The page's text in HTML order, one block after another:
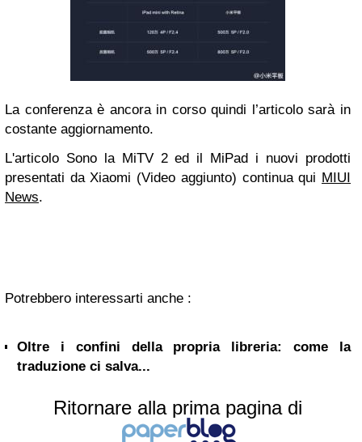
La conferenza è ancora in corso quindi l’articolo sarà in
costante aggiornamento.
L'articolo Sono la MiTV 2 ed il MiPad i nuovi prodotti
presentati da Xiaomi (Video aggiunto) continua qui MIUI
News.
Potrebbero interessarti anche :
Oltre i confini della propria libreria: come la
traduzione ci salva...
Ritornare alla prima pagina di